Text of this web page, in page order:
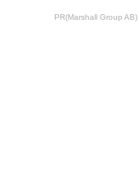
PR(Marshall Group AB)